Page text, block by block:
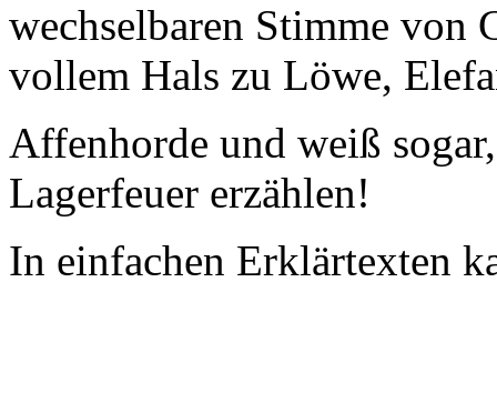
wechselbaren Stimme von
vollem Hals zu Löwe,
Affenhorde und weiß
Lagerfeuer erzählen!
In einfachen Erklärtexten